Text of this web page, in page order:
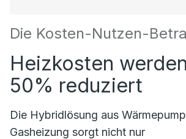
Die Kosten-Nutzen-
Heizkosten
50% reduziert
Die Hybridlösung aus
Gasheizung sorgt nicht nur